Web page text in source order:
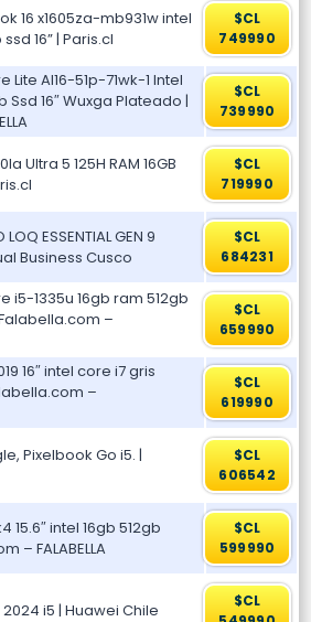
16 x1605za-mb931w intel
16” | Paris.cl
$CL
749990
Al16-51p-71wk-1 Intel
Ssd 16″ Wuxga Plateado |
$CL
739990
Ultra 5 125H RAM 16GB
$CL
719990
ESSENTIAL GEN 9
Business Cusco
$CL
684231
i5-1335u 16gb ram 512gb
–
$CL
659990
16″ intel core i7 gris
–
$CL
619990
Pixelbook Go i5. |
$CL
606542
intel 16gb 512gb
– FALABELLA
$CL
599990
2024 i5 | Huawei Chile
$CL